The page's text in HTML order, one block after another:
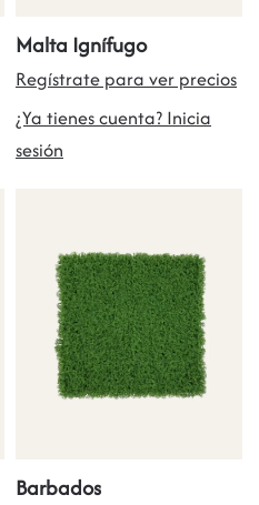
Malta Ignífugo
Regístrate para ver precios
¿Ya tienes cuenta? Inicia
sesión
Barbados